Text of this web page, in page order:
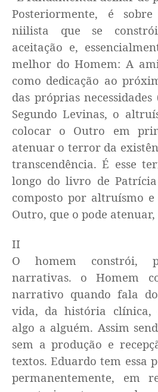
Posteriormente, é
niilista que se
aceitação e,
melhor do Homem: A
como dedicação ao
das próprias
Segundo Levinas, o
colocar o Outro em
atenuar o terror da
transcendência. É esse
longo do livro de
composto por altruísmo
Outro, que o pode
II
O homem constrói,
narrativas. o Homem
narrativo quando fala
vida, da história clínica,
algo a alguém. Assim
sem a produção e
textos. Eduardo tem essa
permanentemente, em